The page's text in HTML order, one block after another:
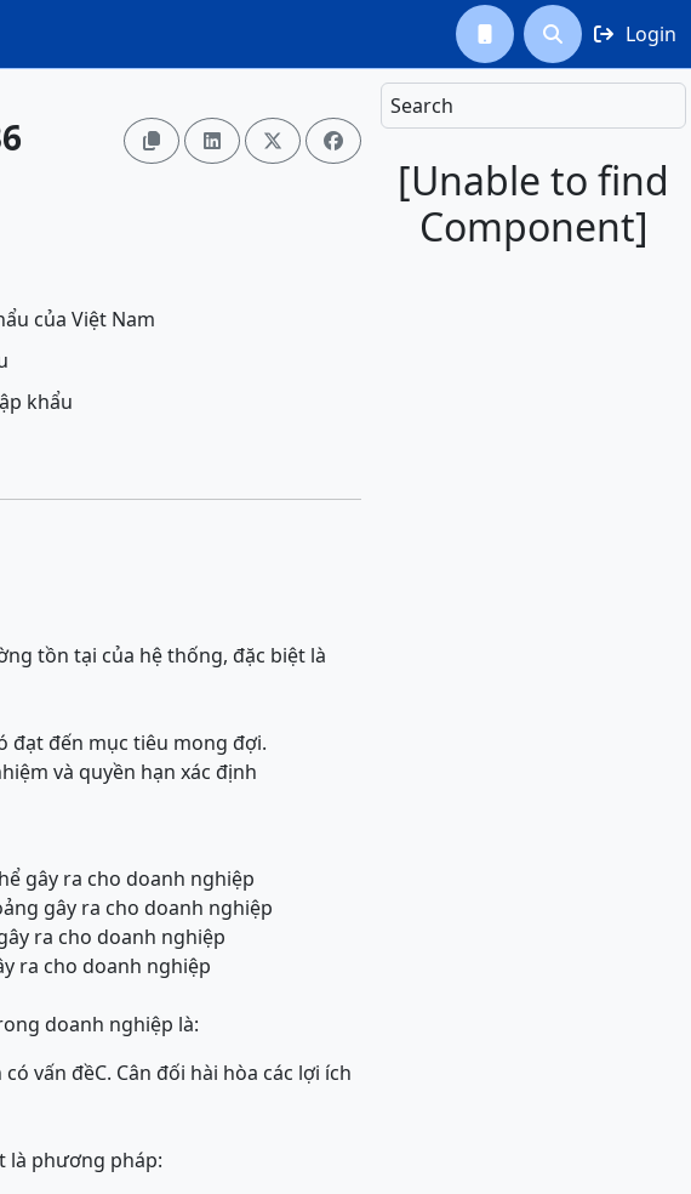
  Login
Search
[Unable to find
Component]
   
của Việt Nam
khẩu
tồn tại của hệ thống, đặc biệt là
đạt đến mục tiêu mong đợi.
và quyền hạn xác định
gây ra cho doanh nghiệp
gây ra cho doanh nghiệp
ra cho doanh nghiệp
ra cho doanh nghiệp
doanh nghiệp là:
có vấn đềC. Cân đối hài hòa các lợi ích
là phương pháp: